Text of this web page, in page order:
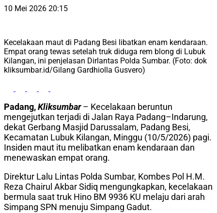
10 Mei 2026 20:15
Kecelakaan maut di Padang Besi libatkan enam kendaraan.
Empat orang tewas setelah truk diduga rem blong di Lubuk
Kilangan, ini penjelasan Dirlantas Polda Sumbar. (Foto: dok
kliksumbar.id/Gilang Gardhiolla Gusvero)
Padang,Kliksumbar– Kecelakaan beruntun
mengejutkan terjadi di Jalan Raya Padang–Indarung,
dekat Gerbang Masjid Darussalam, Padang Besi,
Kecamatan Lubuk Kilangan, Minggu (10/5/2026) pagi.
Insiden maut itu melibatkan enam kendaraan dan
menewaskan empat orang.
Direktur Lalu Lintas Polda Sumbar, Kombes Pol H.M.
Reza Chairul Akbar Sidiq mengungkapkan, kecelakaan
bermula saat truk Hino BM 9936 KU melaju dari arah
Simpang SPN menuju Simpang Gadut.